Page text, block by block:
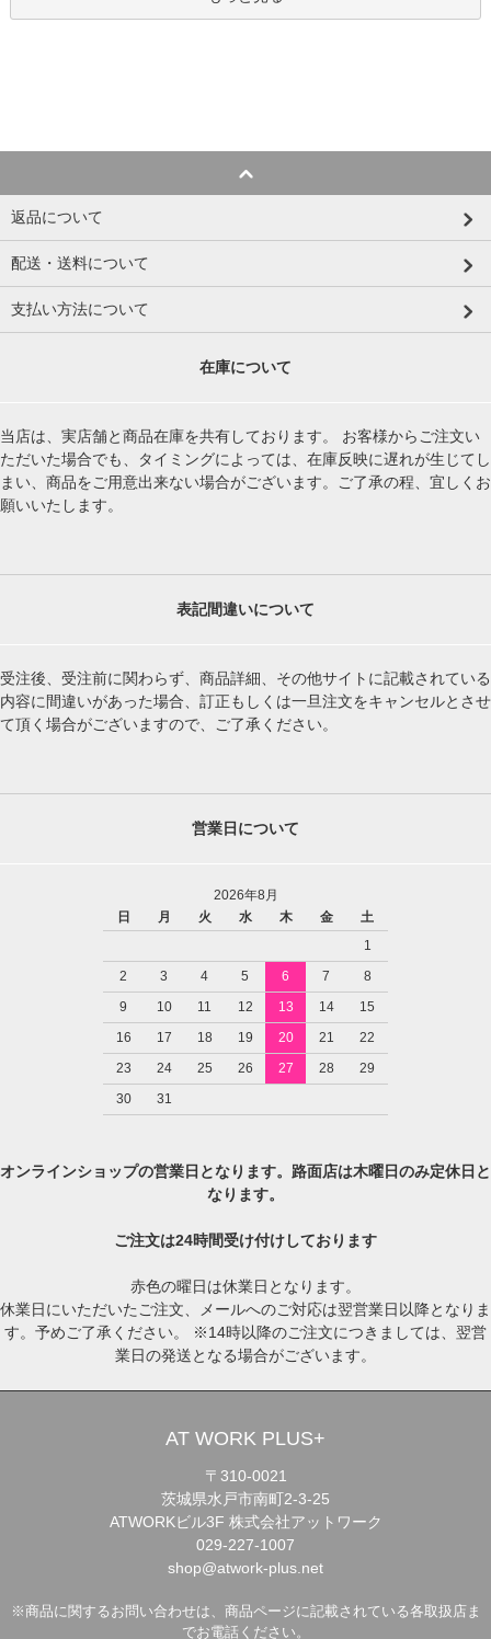
返品について
配送・送料について
支払い方法について
在庫について
当店は、実店舗と商品在庫を共有しております。 お客様からご注文い
ただいた場合でも、タイミングによっては、在庫反映に遅れが生じてし
まい、商品をご用意出来ない場合がございます。ご了承の程、宜しくお
願いいたします。
表記間違いについて
受注後、受注前に関わらず、商品詳細、その他サイトに記載されている
内容に間違いがあった場合、訂正もしくは一旦注文をキャンセルとさせ
て頂く場合がございますので、ご了承ください。
営業日について
2026年8月
日
月 火 水 木 金
土
1
2
3 4 5 6 7
8
9
10 11 12 13 14
15
16
17 18 19 20 21
22
23
24 25 26 27 28
29
30
31
オンラインショップの営業日となります。路面店は木曜日のみ定休日と
なります。
ご注文は24時間受け付けしております
赤色の曜日は休業日となります。
休業日にいただいたご注文、メールへのご対応は翌営業日以降となりま
す。予めご了承ください。 ※14時以降のご注文につきましては、翌営
業日の発送となる場合がございます。
AT WORK PLUS+
〒310-0021
茨城県水戸市南町2-3-25
ATWORKビル3F 株式会社アットワーク
029-227-1007
shop@atwork-plus.net
※商品に関するお問い合わせは、商品ページに記載されている各取扱店ま
でお電話ください。